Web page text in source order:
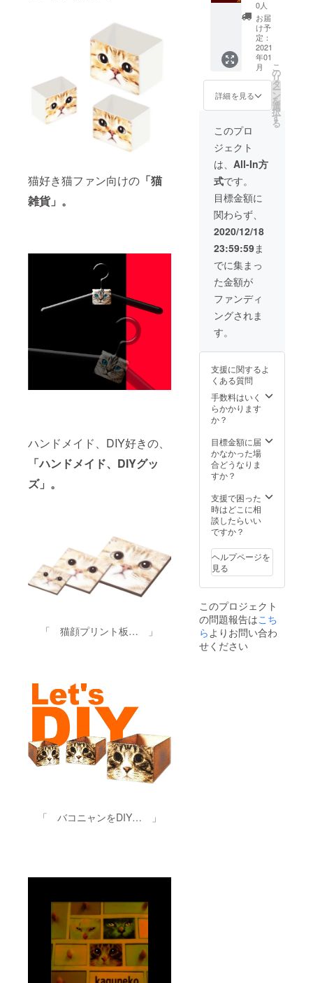
猫好き猫ファン向けの 「猫
雑貨」。
ハンドメイド、DIY好きの、
「ハンドメイド、 DIYグッ
ズ」。
「 猫顔プリント板… 」
「 バコニャンをDIY… 」
ルをご
記入く
ださ
い。 ※
リター
ン品の
イメー
ジ画像
は例示
際に
好みの
作品を
ご選択
くださ
い。
お選び
くださ
い。
※ご質問
がござ
いまし
たら、
備考欄
の方に
願いま
す。
作品デ
ジタル
レプリ
カ10
点】応
援プラ
ン。 内
容 ①
御礼
メール
②モノ
猫アー
ト作品
のデジ
タルレ
プリカ
画像
データ
M版
（1200
×900px
）10点
③モノ
猫アー
ト作品
の純正
レプリ
カ証明
書（画
備考欄
気に入
りの作
品を10
点を選
び、作
もしく
はタイ
トルを
ご記入
い。※リ
ターン
品のイ
メージ
例示で
す。ご
購入の
際に
好みの
作品を
ご選択
くださ
い。
0人
お届
け予
定：
2021
年01
月
詳細を見る
こ
の
リ
タ
ー
ン
を
選
択
す
る
このプロ
ジェクト
は、 All-In方
式です。
目標金額に
関わらず、
2020/12/18
23:59:59ま
でに集まっ
た金額が
ファンディ
ングされま
す。
支援に関するよ
くある質問
手数料はいく
らかかります
か？
目標金額に届
かなかった場
合どうなりま
すか？
支援で困った
時はどこに相
談したらいい
ですか？
ヘルプページを
見る
このプロジェクト
の問題報告はこち
らよりお問い合わ
せください